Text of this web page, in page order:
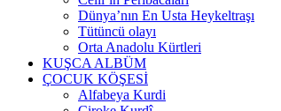
Dünya’nın En Usta Heykeltraşı
Tütüncü olayı
Orta Anadolu Kürtleri
KUŞCA ALBÜM
ÇOCUK KÖŞESİ
Alfabeya Kurdi